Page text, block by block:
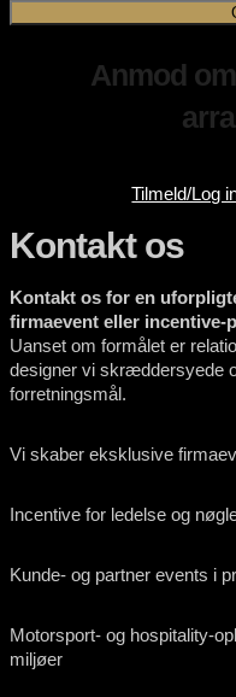
Anmod
Tilmeld/Log
Kontakt os
Kontakt os for en
firmaevent eller incentive-
Uanset om formålet er
designer vi skræddersyede
forretningsmål.
Vi skaber eksklusive
Incentive for ledelse og
Kunde- og partner events i
Motorsport- og hospitality-
miljøer